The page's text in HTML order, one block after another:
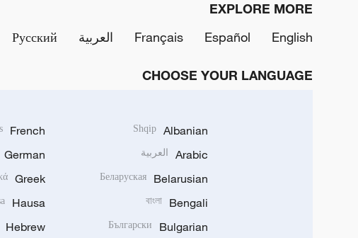
EXPLORE MORE
English
Español
Français العربية Русский
CHOOSE YOUR LANGUAGE
Albanian
Shqip
Arabic العربية
Belarusian
Беларуская
Bengali
বাংলা
Bulgarian
Български
French
German
Greek
Hausa
Hebrew